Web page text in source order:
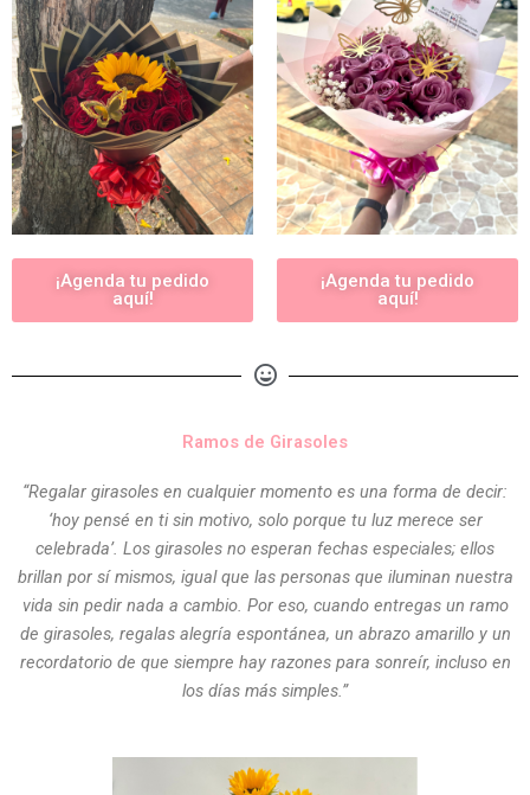
¡Agenda tu pedido
aquí!
¡Agenda tu pedido
aquí!
Ramos de Girasoles
“Regalar girasoles en cualquier momento es una forma de decir:
‘hoy pensé en ti sin motivo, solo porque tu luz merece ser
celebrada’. Los girasoles no esperan fechas especiales; ellos
brillan por sí mismos, igual que las personas que iluminan nuestra
vida sin pedir nada a cambio. Por eso, cuando entregas un ramo
de girasoles, regalas alegría espontánea, un abrazo amarillo y un
recordatorio de que siempre hay razones para sonreír, incluso en
los días más simples.”